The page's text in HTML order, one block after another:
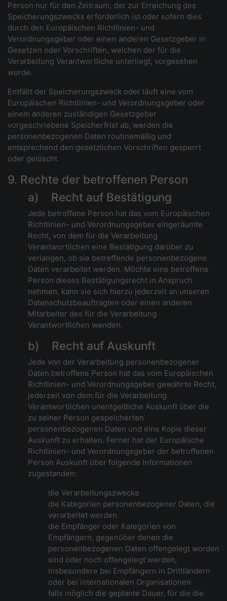
Person nur für den Zeitraum, der zur Erreichung des
Speicherungszwecks erforderlich ist oder sofern dies
durch den Europäischen Richtlinien- und
Verordnungsgeber oder einen anderen Gesetzgeber in
Gesetzen oder Vorschriften, welchen der für die
Verarbeitung Verantwortliche unterliegt, vorgesehen
wurde.
Entfällt der Speicherungszweck oder läuft eine vom
Europäischen Richtlinien- und Verordnungsgeber oder
einem anderen zuständigen Gesetzgeber
vorgeschriebene Speicherfrist ab, werden die
personenbezogenen Daten routinemäßig und
entsprechend den gesetzlichen Vorschriften gesperrt
oder gelöscht.
9. Rechte der betroffenen Person
a) Recht auf Bestätigung
Jede betroffene Person hat das vom Europäischen
Richtlinien- und Verordnungsgeber eingeräumte
Recht, von dem für die Verarbeitung
Verantwortlichen eine Bestätigung darüber zu
verlangen, ob sie betreffende personenbezogene
Daten verarbeitet werden. Möchte eine betroffene
Person dieses Bestätigungsrecht in Anspruch
nehmen, kann sie sich hierzu jederzeit an unseren
Datenschutzbeauftragten oder einen anderen
Mitarbeiter des für die Verarbeitung
Verantwortlichen wenden.
b) Recht auf Auskunft
Jede von der Verarbeitung personenbezogener
Daten betroffene Person hat das vom Europäischen
Richtlinien- und Verordnungsgeber gewährte Recht,
jederzeit von dem für die Verarbeitung
Verantwortlichen unentgeltliche Auskunft über die
zu seiner Person gespeicherten
personenbezogenen Daten und eine Kopie dieser
Auskunft zu erhalten. Ferner hat der Europäische
Richtlinien- und Verordnungsgeber der betroffenen
Person Auskunft über folgende Informationen
zugestanden:
die Verarbeitungszwecke
die Kategorien personenbezogener Daten, die
verarbeitet werden
die Empfänger oder Kategorien von
Empfängern, gegenüber denen die
personenbezogenen Daten offengelegt worden
sind oder noch offengelegt werden,
insbesondere bei Empfängern in Drittländern
oder bei internationalen Organisationen
falls möglich die geplante Dauer, für die die